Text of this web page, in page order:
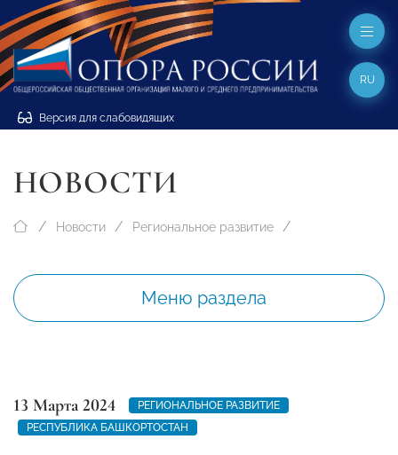
Версия для слабовидящих
RU
НОВОСТИ
Новости Региональное развитие
Меню раздела
13 Марта 2024
РЕГИОНАЛЬНОЕ РАЗВИТИЕ
РЕСПУБЛИКА БАШКОРТОСТАН